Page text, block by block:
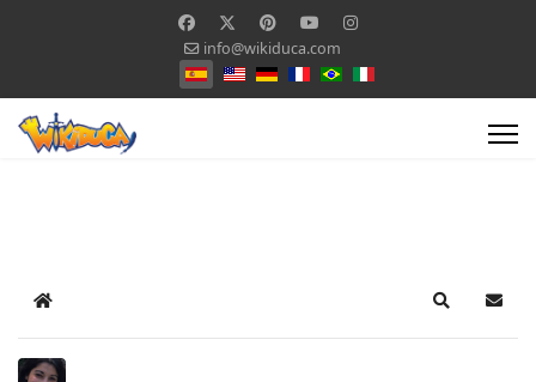
info@wikiduca.com
Seleccione su idioma
Home Search